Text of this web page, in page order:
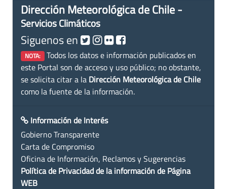
Dirección Meteorológica de Chile -
Servicios Climáticos
Siguenos en
NOTA: Todos los datos e información publicados en
este Portal son de acceso y uso público; no obstante,
se solicita citar a la Dirección Meteorológica de Chile
como la fuente de la información.
Información de Interés
Gobierno Transparente
Carta de Compromiso
Oficina de Información, Reclamos y Sugerencias
Política de Privacidad de la información de Página
WEB